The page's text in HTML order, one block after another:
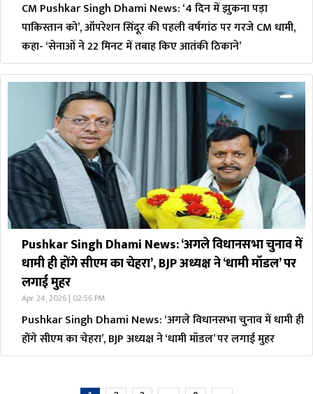
CM Pushkar Singh Dhami News: ‘4 दिन में झुकना पड़ा
पाकिस्तान को’, ऑपरेशन सिंदूर की पहली वर्षगांठ पर गरजे CM धामी,
कहा- ‘सेनाओं ने 22 मिनट में तबाह किए आतंकी ठिकाने’
Pushkar Singh Dhami News: ‘अगले विधानसभा चुनाव में
धामी ही होंगे सीएम का चेहरा’, BJP अध्यक्ष ने ‘धामी मॉडल’ पर
लगाई मुहर
Apr 24, 2026 | 02:56 PM
Pushkar Singh Dhami News: ‘अगले विधानसभा चुनाव में धामी ही
होंगे सीएम का चेहरा’, BJP अध्यक्ष ने ‘धामी मॉडल’ पर लगाई मुहर